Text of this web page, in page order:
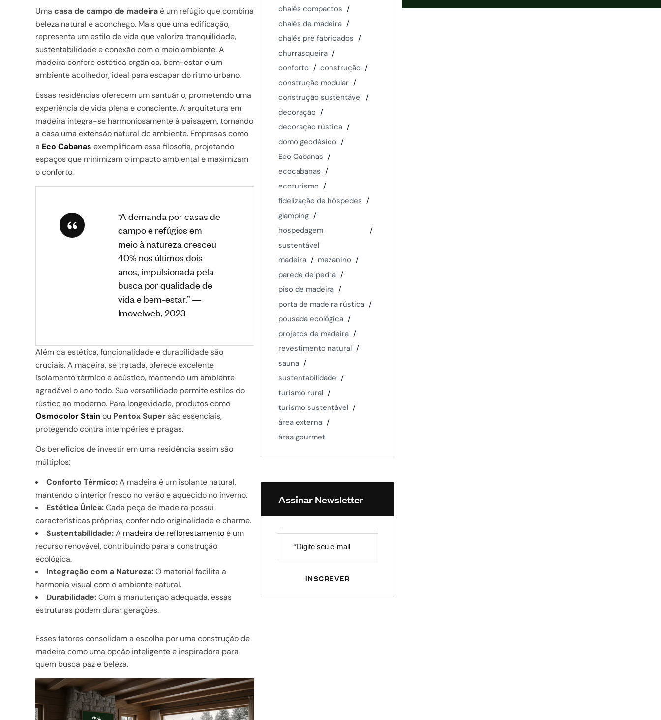
Uma casa de campo de madeiraé um refúgio que combina
beleza natural e aconchego. Mais que uma edificação,
representa um estilo de vida que valoriza tranquilidade,
sustentabilidade e conexão com o meio ambiente. A
madeira confere estética orgânica, bem-estar e um
ambiente acolhedor, ideal para escapar do ritmo urbano.
Essas residências oferecem um santuário, prometendo uma
experiência de vida plena e consciente. A arquitetura em
madeira integra-se harmoniosamente à paisagem, tornando
a casa uma extensão natural do ambiente. Empresas como
a Eco Cabanas exemplificam essa filosofia, projetando
espaços que minimizam o impacto ambiental e maximizam
o conforto.
“A demanda por casas de
campo e refúgios em
meio à natureza cresceu
40% nos últimos dois
anos, impulsionada pela
busca por qualidade de
vida e bem-estar.” —
Imovelweb, 2023
Além da estética, funcionalidade e durabilidade são
cruciais. A madeira, se tratada, oferece excelente
isolamento térmico e acústico, mantendo um ambiente
agradável o ano todo. Sua versatilidade permite estilos do
rústico ao moderno. Para longevidade, produtos como
Osmocolor Stain ou Pentox Supersão essenciais,
protegendo contra intempéries e pragas.
Os benefícios de investir em uma residência assim são
múltiplos:
Conforto Térmico:A madeira é um isolante natural,
mantendo o interior fresco no verão e aquecido no inverno.
Estética Única:Cada peça de madeira possui
características próprias, conferindo originalidade e charme.
Sustentabilidade:A madeira de reflorestamentoé um
recurso renovável, contribuindo para a construção
ecológica.
Integração com a Natureza:O material facilita a
harmonia visual com o ambiente natural.
Durabilidade:Com a manutenção adequada, essas
estruturas podem durar gerações.
Esses fatores consolidam a escolha por uma construção de
madeira como uma opção inteligente e inspiradora para
quem busca paz e beleza.
chalés compactos
chalés de madeira
chalés pré fabricados
churrasqueira
conforto
construção
construção modular
construção sustentável
decoração
decoração rústica
domo geodésico
Eco Cabanas
ecocabanas
ecoturismo
fidelização de hóspedes
glamping
hospedagem
sustentável
madeira
mezanino
parede de pedra
piso de madeira
porta de madeira rústica
pousada ecológica
projetos de madeira
revestimento natural
sauna
sustentabilidade
turismo rural
turismo sustentável
área externa
área gourmet
Assinar Newsletter
INSCREVER